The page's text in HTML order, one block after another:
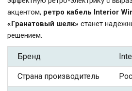
акцентом, ретро кабель Interior
«Гранатовый шелк» станет
решением.
Бренд
Страна производитель